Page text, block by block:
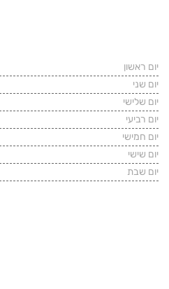
יום ראשון
יום שני
יום שלישי
יום רביעי
יום חמישי
יום שישי
יום שבת